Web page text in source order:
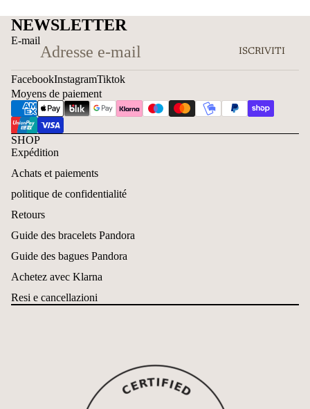
NEWSLETTER
E-mail
ISCRIVITI
FacebookInstagramTiktok
Moyens de paiement
SHOP
Expédition
Achats et paiements
politique de confidentialité
Retours
Guide des bracelets Pandora
Guide des bagues Pandora
Achetez avec Klarna
Resi e cancellazioni